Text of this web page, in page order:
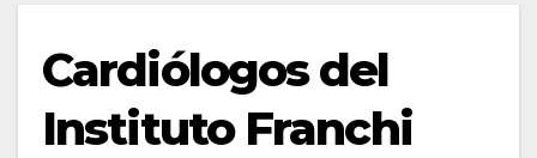
Cardiólogos del
Instituto Franchi